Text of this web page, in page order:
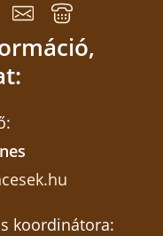
koordinátora: